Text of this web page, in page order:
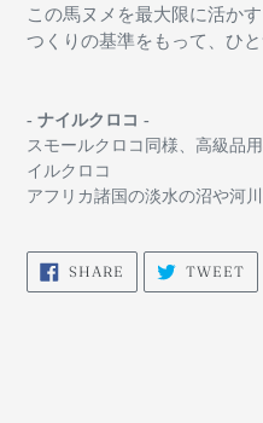
この馬ヌメを最大限に活か
つくりの基準をもって、ひ
- ナイルクロコ -
スモールクロコ同様、高級品
イルクロコ
アフリカ諸国の淡水の沼や河
SHARE SHARE
FACEBOOK
TWEET